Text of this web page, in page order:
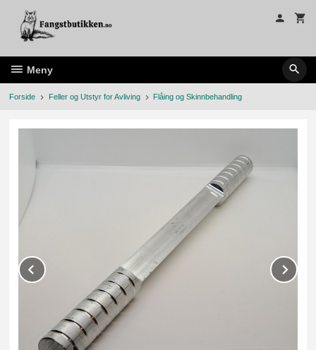
innholdet
Meny
Forside Feller og Utstyr for Avliving Flåing og Skinnbehandling
Prev